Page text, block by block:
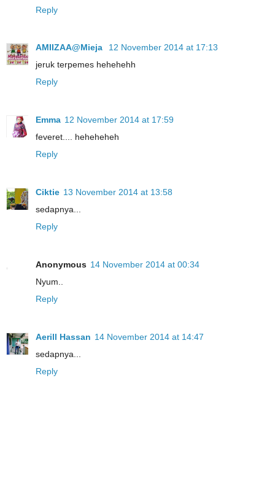
Reply
AMIIZAA@Mieja
12 November 2014 at 17:13
jeruk terpemes hehehehh
Reply
Emma 12 November 2014 at 17:59
feveret.... heheheheh
Reply
Ciktie 13 November 2014 at 13:58
sedapnya...
Reply
Anonymous 14 November 2014 at 00:34
Nyum..
Reply
Aerill Hassan 14 November 2014 at 14:47
sedapnya...
Reply